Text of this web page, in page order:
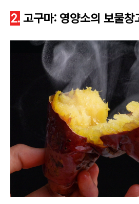
2. 고구마: 영양소의 보물창